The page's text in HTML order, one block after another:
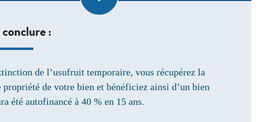
conclure :
de l’usufruit temporaire, vous récupérez la
propriété de votre bien et bénéficiez ainsi d’un bien
été autofinancé à 40 % en 15 ans.